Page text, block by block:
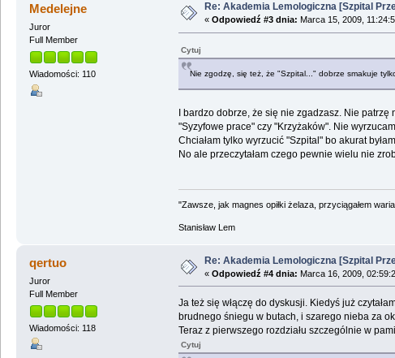
Medelejne
Juror
Full Member
Wiadomości: 110
Re: Akademia Lemologiczna [Szpital
« Odpowiedź #3 dnia: Marca 15, 2009,
Cytuj
Nie zgodzę, się też, że "Szpital..." dobrze smakuje
I bardzo dobrze, że się nie zgadzasz. Nie
"Syzyfowe prace" czy "Krzyżaków". Nie
Chciałam tylko wyrzucić "Szpital" bo akurat
No ale przeczytałam czego pewnie wielu nie
"Zawsze, jak magnes opiłki żelaza, przyciągałem
Stanisław Lem
qertuo
Juror
Full Member
Wiadomości: 118
Re: Akademia Lemologiczna [Szpital
« Odpowiedź #4 dnia: Marca 16, 2009,
Ja też się włączę do dyskusji. Kiedyś już
brudnego śniegu w butach, i szarego nieba za
Teraz z pierwszego rozdziału szczególnie w
Cytuj